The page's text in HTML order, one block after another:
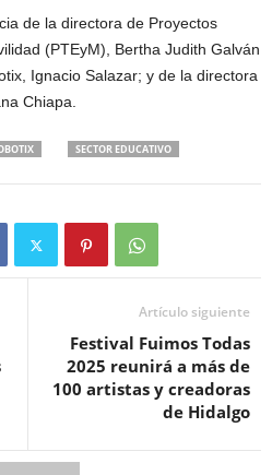
de la directora de Proyectos
(PTEyM), Bertha Judith Galván
Ignacio Salazar; y de la directora
Chiapa.
SECTOR EDUCATIVO
Artículo siguiente
Festival Fuimos Todas
2025 reunirá a más de
100 artistas y creadoras
de Hidalgo